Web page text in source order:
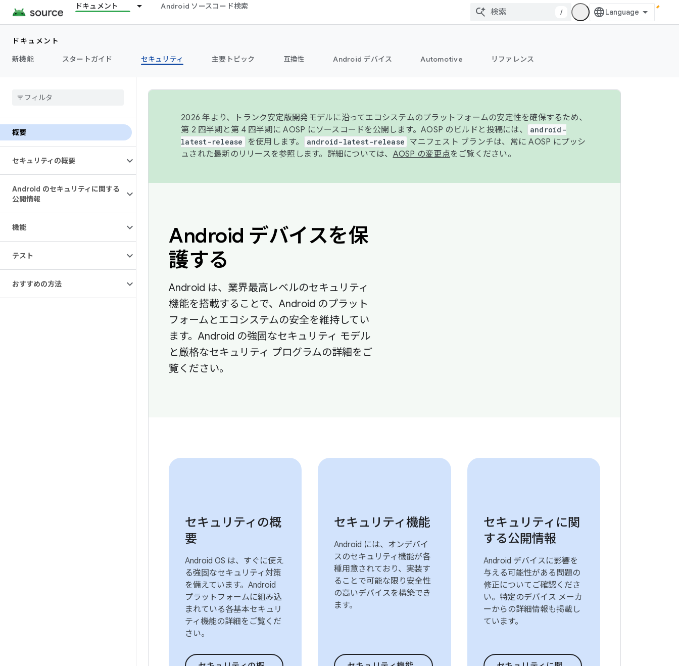
ドキュメント Android ソースコード検索
/
ドキュメント
新機能
スタートガイド セキュリティ 主要トピック 互換性 Android デバイス Automotive リファレンス
概要
セキュリティの概要
Android のセキュリティに関する
公開情報
機能
テスト
おすすめの方法
2026 年より、トランク安定版開発モデルに沿ってエコシステムのプラットフォームの安定性を確保するため、
第 2 四半期と第 4 四半期に AOSP にソースコードを公開します。AOSP のビルドと投稿には、
android-
latest-release
を使用します。 android-latest-release マニフェスト ブランチは、常に AOSP にプッシ
ュされた最新のリリースを参照します。詳細については、 AOSP の変更点をご覧ください。
Android デバイスを保
護する
Android は、業界最高レベルのセキュリティ
機能を搭載することで、Android のプラット
フォームとエコシステムの安全を維持してい
ます。Android の強固なセキュリティ モデル
と厳格なセキュリティ プログラムの詳細をご
覧ください。
セキュリティの概
要
Android OS は、すぐに使え
る強固なセキュリティ対策
を備えています。Android
プラットフォームに組み込
まれている各基本セキュリ
ティ機能の詳細をご覧くだ
さい。
セキュリティ機能
Android には、オンデバイ
スのセキュリティ機能が各
種用意されており、実装す
ることで可能な限り安全性
の高いデバイスを構築でき
ます。
セキュリティに関
する公開情報
Android デバイスに影響を
与える可能性がある問題の
修正についてご確認くださ
い。特定のデバイス メーカ
ーからの詳細情報も掲載し
ています。